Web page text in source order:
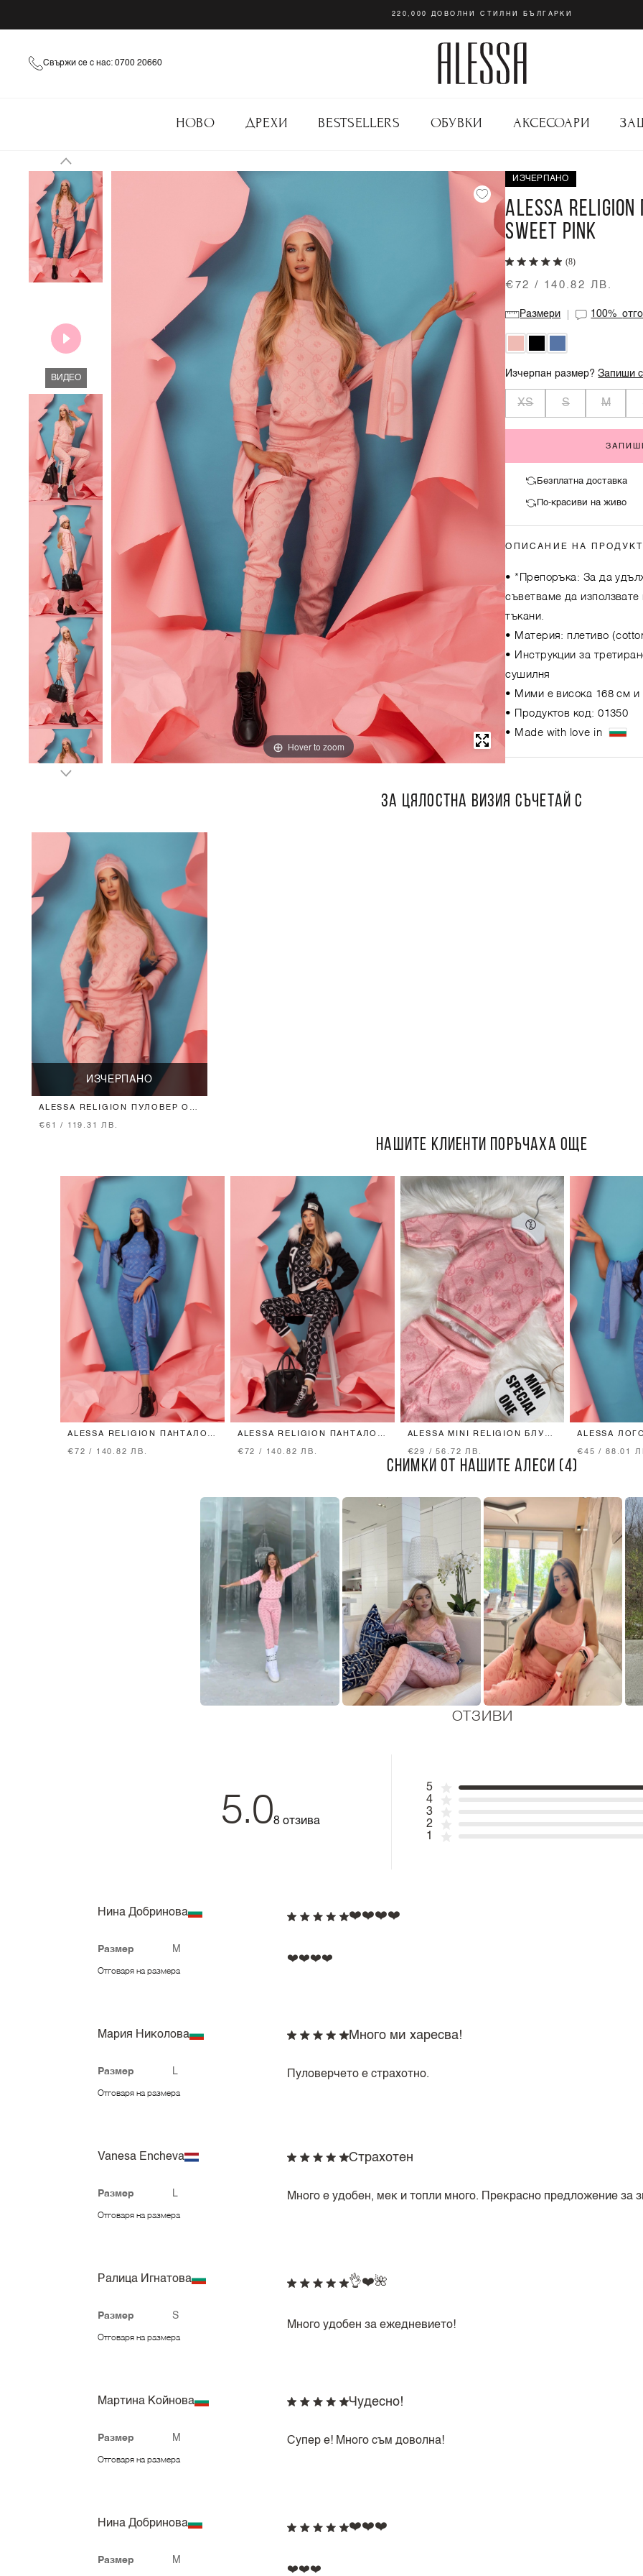
220,000 ДОВОЛНИ СТИЛНИ БЪЛГАРКИ
Свържи се с нас: 0700 20660
НОВО ДРЕХИ BESTSELLERS ОБУВКИ АКСЕСОАРИ
ВИДЕО
Hover to zoom
ИЗЧЕРПАНО
ALESSA
SWEET PINK
(8)
€72 / 140.82 ЛВ.
Размери 100%
Изчерпан размер?Запиши
XS S M
Безплатна доставка
По-красиви на живо
ОПИСАНИЕ НА
• *Препоръка: За да
съветваме да
тъкани.
• Материя: плетиво
• Инструкции за
сушилня
• Мими е висока 168 см и
• Продуктов код: 01350
• Made with love in
ЗА ЦЯЛОСТНА ВИЗИЯ СЪЧЕТАЙ С
ИЗЧЕРПАНО
ALESSA RELIGION ПУЛОВЕР ОТ
PINK
€61 / 119.31 ЛВ.
НАШИТЕ КЛИЕНТИ ПОРЪЧАХА ОЩЕ
ALESSA RELIGION ПАНТАЛОН
€72 / 140.82 ЛВ.
ALESSA RELIGION ПАНТАЛОН
€72 / 140.82 ЛВ.
ALESSA MINI RELIGION БЛУЗА
€29 / 56.72 ЛВ.
ALESSA
€45 / 88.01
СНИМКИ ОТ НАШИТЕ АЛЕСИ (4)
ОТЗИВИ
5.08 отзива
5
4
3
2
1
Нина Добринова
Размер M
Отговаря на размера
❤️❤️❤️❤️
❤️❤️❤️❤️
Мария Николова
Размер L
Отговаря на размера
Много ми харесва!
Пуловерчето е страхотно.
Vanesa Encheva
Размер L
Отговаря на размера
Страхотен
Много е удобен, мек и топли много. Прекрасно предложение за
Ралица Игнатова
Размер S
Отговаря на размера
👌❤️🌺
Много удобен за ежедневието!
Мартина Койнова
Размер M
Отговаря на размера
Чудесно!
Супер е! Много съм доволна!
Нина Добринова
Размер M
❤️❤️❤️
❤️❤️❤️